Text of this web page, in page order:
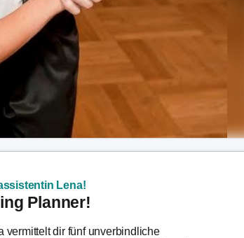
Lena!
Planner!
vermittelt dir fünf unverbindliche